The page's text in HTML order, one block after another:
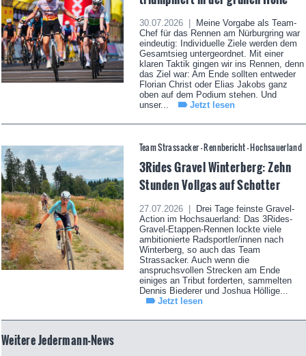
30.07.2026 |
Meine Vorgabe als Team-
Chef für das Rennen am Nürburgring war
eindeutig: Individuelle Ziele werden dem
Gesamtsieg untergeordnet. Mit einer
klaren Taktik gingen wir ins Rennen, denn
das Ziel war: Am Ende sollten entweder
Florian Christ oder Elias Jakobs ganz
oben auf dem Podium stehen. Und
unser...
Jetzt lesen
Team Strassacker - Rennbericht - Hochsauerland
3Rides Gravel Winterberg: Zehn
Stunden Vollgas auf Schotter
27.07.2026 |
Drei Tage feinste Gravel-
Action im Hochsauerland: Das 3Rides-
Gravel-Etappen-Rennen lockte viele
ambitionierte Radsportler/innen nach
Winterberg, so auch das Team
Strassacker. Auch wenn die
anspruchsvollen Strecken am Ende
einiges an Tribut forderten, sammelten
Dennis Biederer und Joshua Höllige...
Jetzt lesen
Weitere Jedermann-News